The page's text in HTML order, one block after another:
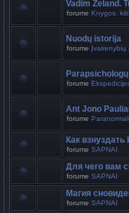
Vadim Zeland.
forume Knygos.
Nuodų istorija
forume Įvairenybių
forume
Ant Jono
forume
Как
forume SAPNAI
Для чего вам
forume SAPNAI
Магия
forume SAPNAI